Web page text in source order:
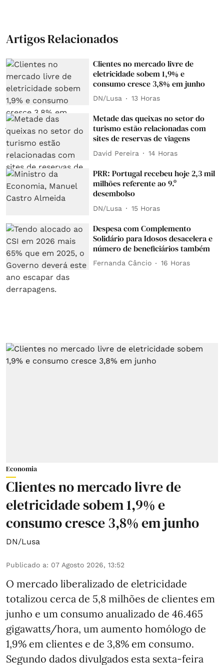
Artigos Relacionados
Clientes no mercado livre de
eletricidade sobem 1,9% e
consumo cresce 3,8% em junho
DN/Lusa 13 Horas
Metade das queixas no setor do
turismo estão relacionadas com
sites de reservas de viagens
David Pereira 14 Horas
PRR: Portugal recebeu hoje 2,3 mil
milhões referente ao 9.º
desembolso
DN/Lusa 15 Horas
Despesa com Complemento
Solidário para Idosos desacelera e
número de beneficiários também
Fernanda Câncio 16 Horas
Economia
Clientes no mercado livre de
eletricidade sobem 1,9% e
consumo cresce 3,8% em junho
DN/Lusa
Publicado a: 07 Agosto 2026, 13:52
O mercado liberalizado de eletricidade
totalizou cerca de 5,8 milhões de clientes em
junho e um consumo anualizado de 46.465
gigawatts/hora, um aumento homólogo de
1,9% em clientes e de 3,8% em consumo.
Segundo dados divulgados esta sexta-feira